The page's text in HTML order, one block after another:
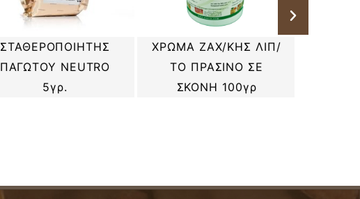
ΣΤΑΘΕΡΟΠΟΙΗΤΗΣ
ΠΑΓΩΤΟΥ NEUTRO
5γρ.
ΧΡΩΜΑ ΖΑΧ/ΚΗΣ ΛΙΠ/
ΤΟ ΠΡΑΣΙΝΟ ΣΕ
ΣΚΟΝΗ 100γρ